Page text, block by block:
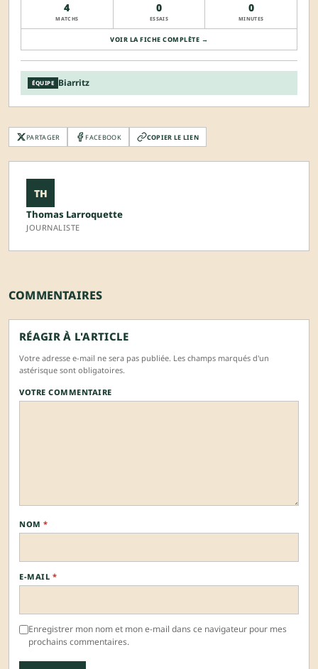
4
MATCHS
0
ESSAIS
0
MINUTES
VOIR LA FICHE COMPLÈTE →
ÉQUIPE Biarritz
PARTAGER FACEBOOK COPIER LE LIEN
TH
Thomas Larroquette
JOURNALISTE
COMMENTAIRES
RÉAGIR À L'ARTICLE
Votre adresse e-mail ne sera pas publiée. Les champs marqués d'un
astérisque sont obligatoires.
VOTRE COMMENTAIRE
NOM *
E-MAIL *
Enregistrer mon nom et mon e-mail dans ce navigateur pour mes
prochains commentaires.